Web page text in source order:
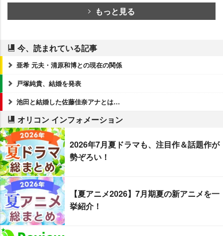
もっと見る
今、読まれている記事
亜希 元夫・清原和博との現在の関係
戸塚純貴、結婚を発表
池田と結婚した佐藤佳奈アナとは…
オリコン インフォメーション
2026年7月夏ドラマも、注目作＆話題作が
勢ぞろい！
【夏アニメ2026】7月期夏の新アニメを一
挙紹介！